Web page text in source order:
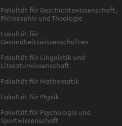
Fakultät für Geschichtswissenschaft,
Philosophie und Theologie
Fakultät für
Gesundheitswissenschaften
Fakultät für Linguistik und
Literaturwissenschaft
Fakultät für Mathematik
Fakultät für Physik
Fakultät für Psychologie und
Sportwissenschaft